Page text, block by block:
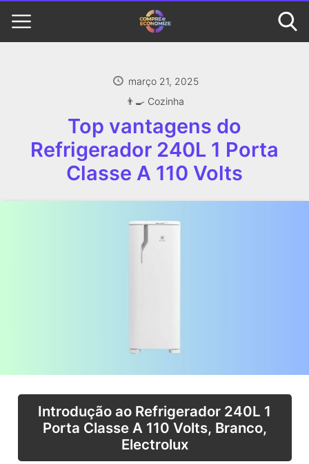
março 21, 2025
👨‍🍳 Cozinha
Top vantagens do
Refrigerador 240L 1 Porta
Classe A 110 Volts
Introdução ao Refrigerador 240L 1
Porta Classe A 110 Volts, Branco,
Electrolux